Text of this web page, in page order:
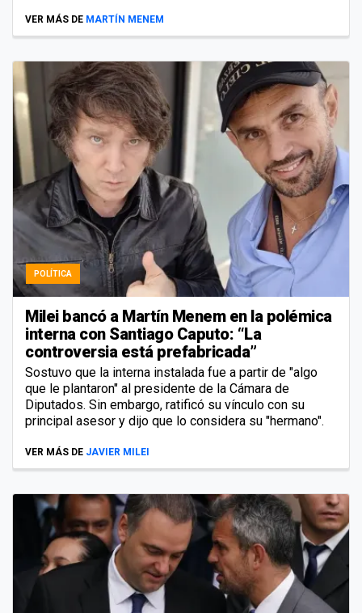
VER MÁS DE MARTÍN MENEM
POLÍTICA
Milei bancó a Martín Menem en la polémica
interna con Santiago Caputo: “La
controversia está prefabricada”
Sostuvo que la interna instalada fue a partir de "algo
que le plantaron" al presidente de la Cámara de
Diputados. Sin embargo, ratificó su vínculo con su
principal asesor y dijo que lo considera su "hermano".
VER MÁS DE JAVIER MILEI